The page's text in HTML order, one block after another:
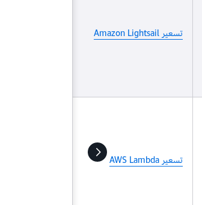
تسعير Amazon Lightsail
تسعير AWS Lambda